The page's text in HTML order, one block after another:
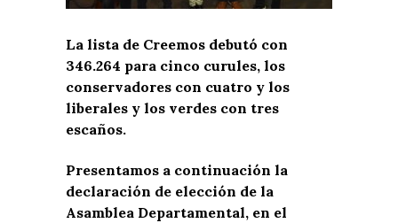
La lista de Creemos debutó con
346.264 para cinco curules, los
conservadores con cuatro y los
liberales y los verdes con tres
escaños.
Presentamos a continuación la
declaración de elección de la
Asamblea Departamental, en el